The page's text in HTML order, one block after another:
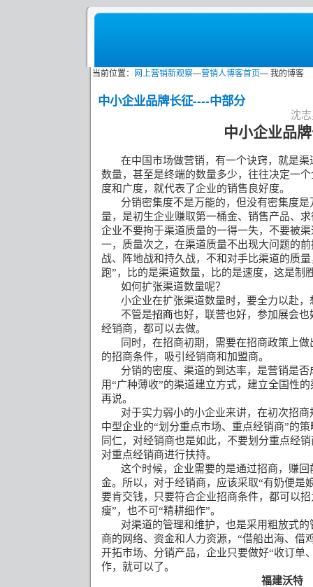
当前位置： 网上营销新观察—营销人博客首页— 我的博客
中小企业品牌长征----中部分
沈
中小企业品
在中国市场做营销，有一个诀窍，就是
数量，甚至是终端的数量多少，往往决定一
度和广度，就代表了企业的销售良好度。
分销密集度不是万能的，但没有密集度
量，是初生企业赚取第一桶金、销售产品、
企业不要拘于渠道质量的一得一失，不要被
一，质量次之，在渠道质量不出现大问题的
战、阵地战和持久战，不和对手比渠道的质量
跑”，比的是渠道数量，比的是速度，这是制
如何扩张渠道数量呢？
小企业在扩张渠道数量时，要全力以赴
不管是招商也好，联营也好，参加展会
经销商，都可以去做。
同时，在招商初期，需要在招商政策上
的招商条件，吸引经销商和加盟商。
分销的密度、渠道的到达率，是营销是
用“广种薄收”的渠道建立方式，建立全国性的
再说。
对于实力弱小的小企业来讲，在初次招
中型企业的“划分重点市场、重点经销商”的策
同仁，对经销商也是如此，不要划分重点经
对重点经销商进行扶持。
这个时候，企业需要的是通过招商，赚
金。所以，对于经销商，应该采取“有奶便是
要肯交钱，只要符合企业招商条件，都可以
瘦”，也不可“精耕细作”。
对渠道的管理和维护，也是采用粗放式
商的网络、资金和人力资源， “借船出海、借
开拓市场、分销产品，企业只要做好“收订单
作，就可以了。
福建沃特